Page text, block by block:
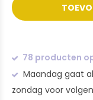
78 producten
Maandag gaat
zondag voor